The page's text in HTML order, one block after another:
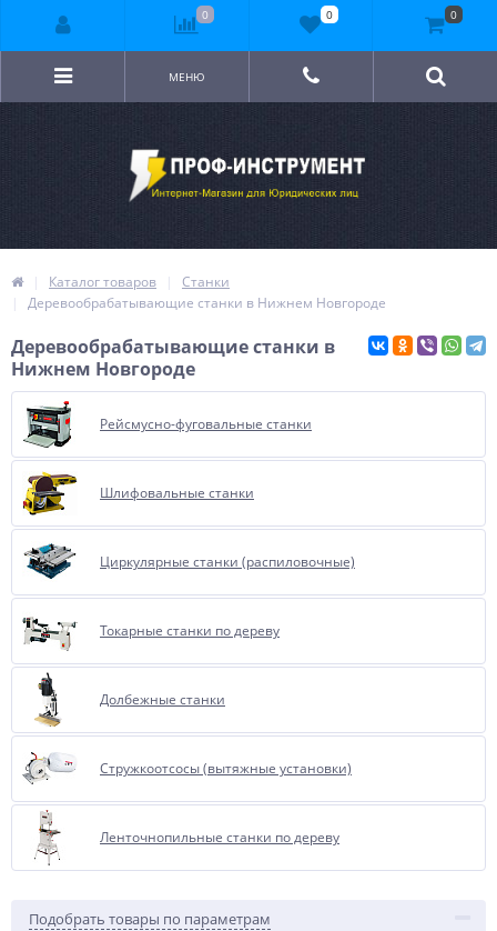
МЕНЮ
Каталог товаров
Станки
Деревообрабатывающие станки в Нижнем Новгороде
Деревообрабатывающие станки в
Нижнем Новгороде
Рейсмусно-фуговальные станки
Шлифовальные станки
Циркулярные станки (распиловочные)
Токарные станки по дереву
Долбежные станки
Стружкоотсосы (вытяжные установки)
Ленточнопильные станки по дереву
Подобрать товары по параметрам
0 0 0